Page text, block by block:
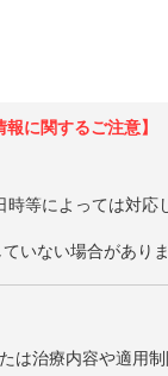
報に関するご注意】
時等によっては対応
いない場合があり
は治療内容や適用